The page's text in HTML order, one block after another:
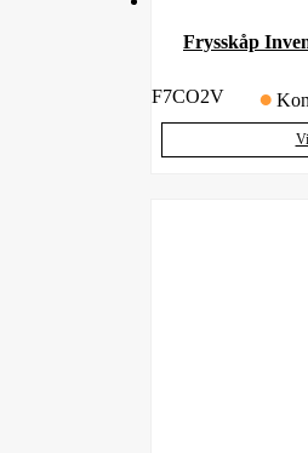
Frysskåp
F7CO2V